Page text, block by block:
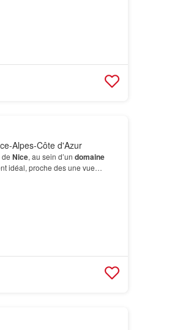
Alpes-Côte d'Azur
Nice, au sein d’un domaine
idéal, proche des une vue
en arrière-…